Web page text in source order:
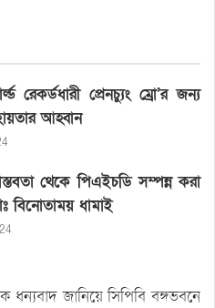
রেকর্ডধারী প্রেনচ্যুং ম্রো’র জন্য
আহ্বান
থেকে পিএইচডি সম্পন্ন করা
বিনোতাময় ধামাই
ধন্যবাদ জানিয়ে সিপিবি বঙ্গভবনে